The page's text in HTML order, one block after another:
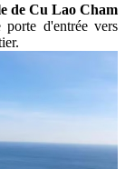
de Cu Lao Cham
porte d'entrée vers